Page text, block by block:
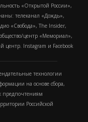
«Открытой России»,
телеканал «Дождь»,
«Свобода», The Insider,
центр «Мемориал»,
Instagram и Facebook
технологии
на основе сбора,
предпочтениям
Российской